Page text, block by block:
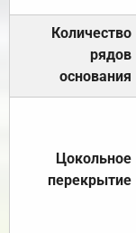
Количество
рядов
основания
Цокольное
перекрытие